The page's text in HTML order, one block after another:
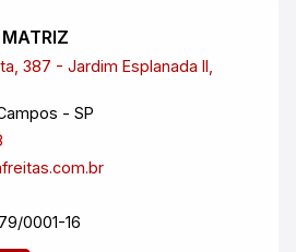
ONDE ESCONTRA-SE A
387 - Jardim Esplanada II,
- SP
0001-16